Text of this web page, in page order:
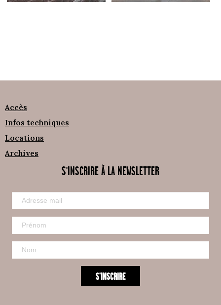
Accès
Infos techniques
Locations
Archives
S'INSCRIRE À LA NEWSLETTER